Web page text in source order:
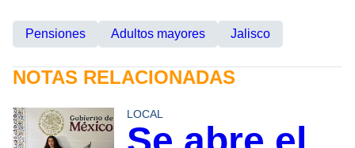
Pensiones Adultos mayores Jalisco
NOTAS RELACIONADAS
LOCAL